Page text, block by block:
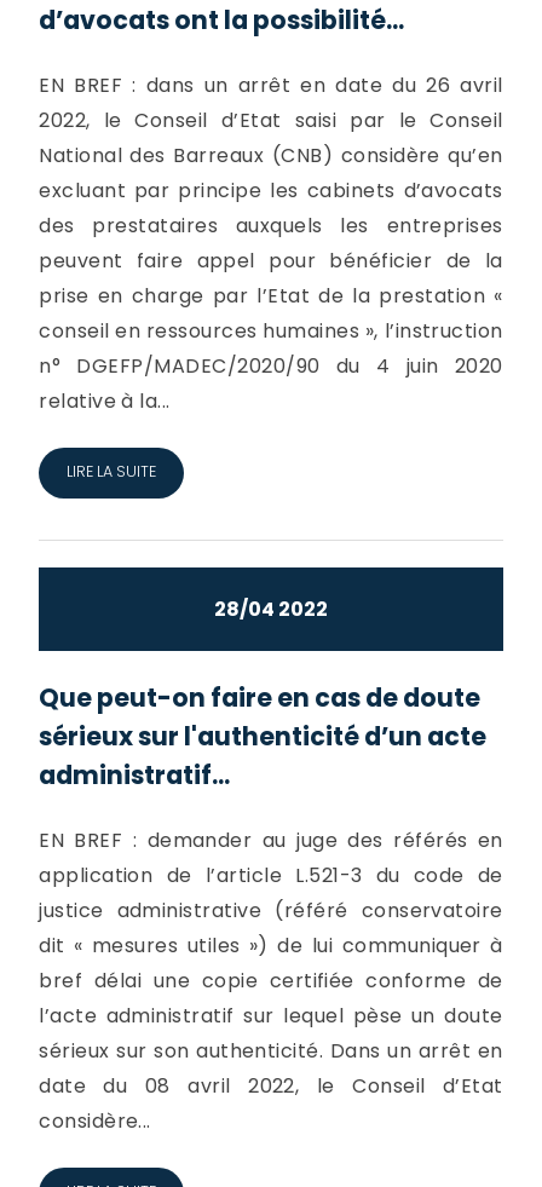
d’avocats ont la possibilité...
EN BREF : dans un arrêt en date du 26 avril
2022, le Conseil d’Etat saisi par le Conseil
National des Barreaux (CNB) considère qu’en
excluant par principe les cabinets d’avocats
des prestataires auxquels les entreprises
peuvent faire appel pour bénéficier de la
prise en charge par l’Etat de la prestation «
conseil en ressources humaines », l’instruction
n° DGEFP/MADEC/2020/90 du 4 juin 2020
relative à la...
LIRE LA SUITE
28/04 2022
Que peut-on faire en cas de doute
sérieux sur l'authenticité d’un acte
administratif...
EN BREF : demander au juge des référés en
application de l’article L.521-3 du code de
justice administrative (référé conservatoire
dit « mesures utiles ») de lui communiquer à
bref délai une copie certifiée conforme de
l’acte administratif sur lequel pèse un doute
sérieux sur son authenticité. Dans un arrêt en
date du 08 avril 2022, le Conseil d’Etat
considère...